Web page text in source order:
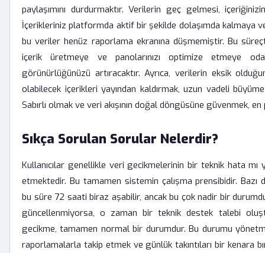
paylaşımını durdurmaktır. Verilerin geç gelmesi,
İçerikleriniz platformda aktif bir şekilde dolaşımda kalmaya
bu veriler henüz raporlama ekranına düşmemiştir. Bu
içerik üretmeye ve panolarınızı optimize etmeye
görünürlüğünüzü artıracaktır. Ayrıca, verilerin eksik
olabilecek içerikleri yayından kaldırmak, uzun vadeli
Sabırlı olmak ve veri akışının doğal döngüsüne güvenmek,
Sıkça Sorulan Sorular Nelerdir?
Kullanıcılar genellikle veri gecikmelerinin bir teknik hata mı
etmektedir. Bu tamamen sistemin çalışma prensibidir.
bu süre 72 saati biraz aşabilir, ancak bu çok nadir bir
güncellenmiyorsa, o zaman bir teknik destek talebi
gecikme, tamamen normal bir durumdur. Bu durumu
raporlamalarla takip etmek ve günlük takıntıları bir kenara